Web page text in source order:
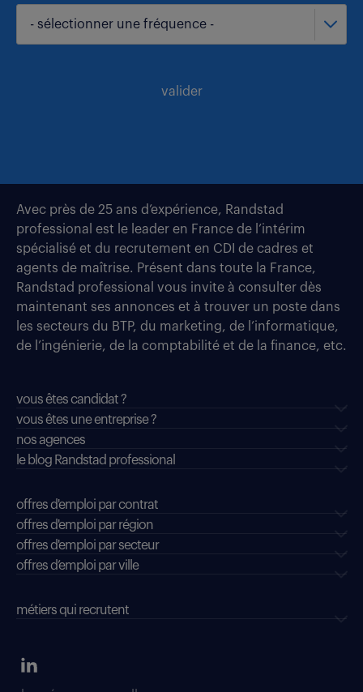
- sélectionner une fréquence -
valider
Avec près de 25 ans d’expérience, Randstad
professional est le leader en France de l’intérim
spécialisé et du recrutement en CDI de cadres et
agents de maîtrise. Présent dans toute la France,
Randstad professional vous invite à consulter dès
maintenant ses annonces et à trouver un poste dans
les secteurs du BTP, du marketing, de l’informatique,
de l’ingénierie, de la comptabilité et de la finance, etc.
vous êtes candidat ?
vous êtes une entreprise ?
nos agences
le blog Randstad professional
offres d'emploi par contrat
offres d'emploi par région
offres d'emploi par secteur
offres d’emploi par ville
métiers qui recrutent